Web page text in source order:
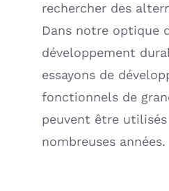
rechercher des
Dans notre optique
développement
essayons de
fonctionnels de
peuvent être
nombreuses années.